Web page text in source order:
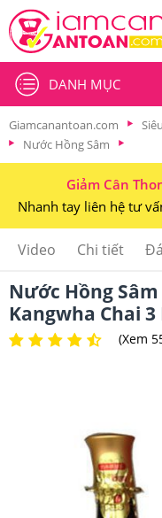
DANH MỤC
Giamcanantoan.com
Nước Hồng Sâm
Giảm Cân
Nhanh tay liên hệ tư
Video Chi tiết
Nước Hồng
Kangwha Chai
(Xem